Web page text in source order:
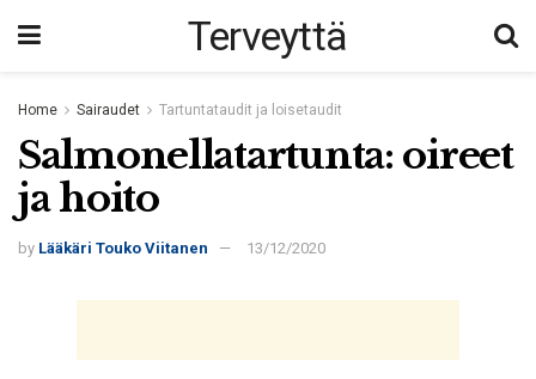
Terveyttä
Home Sairaudet Tartuntataudit ja loisetaudit
Salmonellatartunta: oireet
ja hoito
by Lääkäri Touko Viitanen 13/12/2020